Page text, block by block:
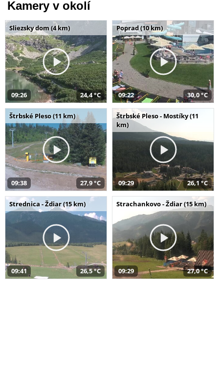
Kamery v okolí
Sliezsky dom (4 km)
09:26 24,4 °C
Poprad (10 km)
09:22 30,0 °C
Štrbské Pleso (11 km)
09:38 27,9 °C
Štrbské Pleso - Mostíky (11
km)
09:29 26,1 °C
Strednica - Ždiar (15 km)
09:41 26,5 °C
Strachankovo - Ždiar (15 km)
09:29 27,0 °C